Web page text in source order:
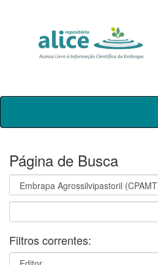
Skip
Página de Busca
Filtros correntes: